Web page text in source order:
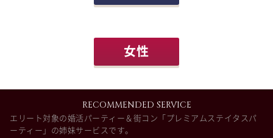
女性
RECOMMENDED SERVICE
エリート対象の婚活パーティー＆街コン「プレミアムステイタスパ
ーティー」の姉妹サービスです。